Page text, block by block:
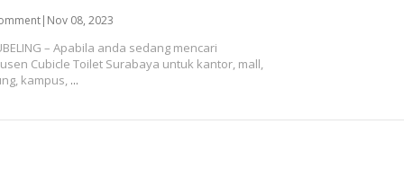
| Nov 08, 2023
– Apabila anda sedang mencari
Cubicle Toilet Surabaya untuk kantor, mall,
kampus, ...